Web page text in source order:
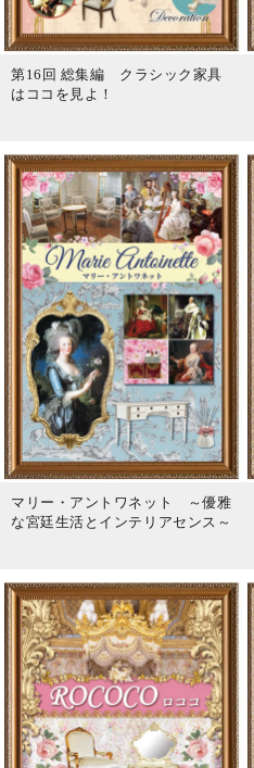
第16回 総集編 クラシック家具
はココを見よ！
マリー・アントワネット ～優雅
な宮廷生活とインテリアセンス～